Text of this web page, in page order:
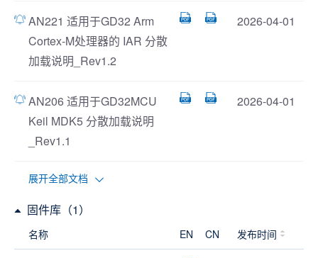
AN221 适用于GD32 Arm
Cortex-M处理器的 IAR 分散
加载说明_Rev1.2
2026-04-01
AN206 适用于GD32MCU
Keil MDK5 分散加载说明
_Rev1.1
2026-04-01
展开全部文档
固件库（1）
名称 EN CN 发布时间